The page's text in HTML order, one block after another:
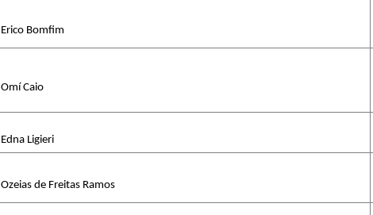
Erico Bomfim
Omí Caio
Edna Ligieri
Ozeias de Freitas Ramos